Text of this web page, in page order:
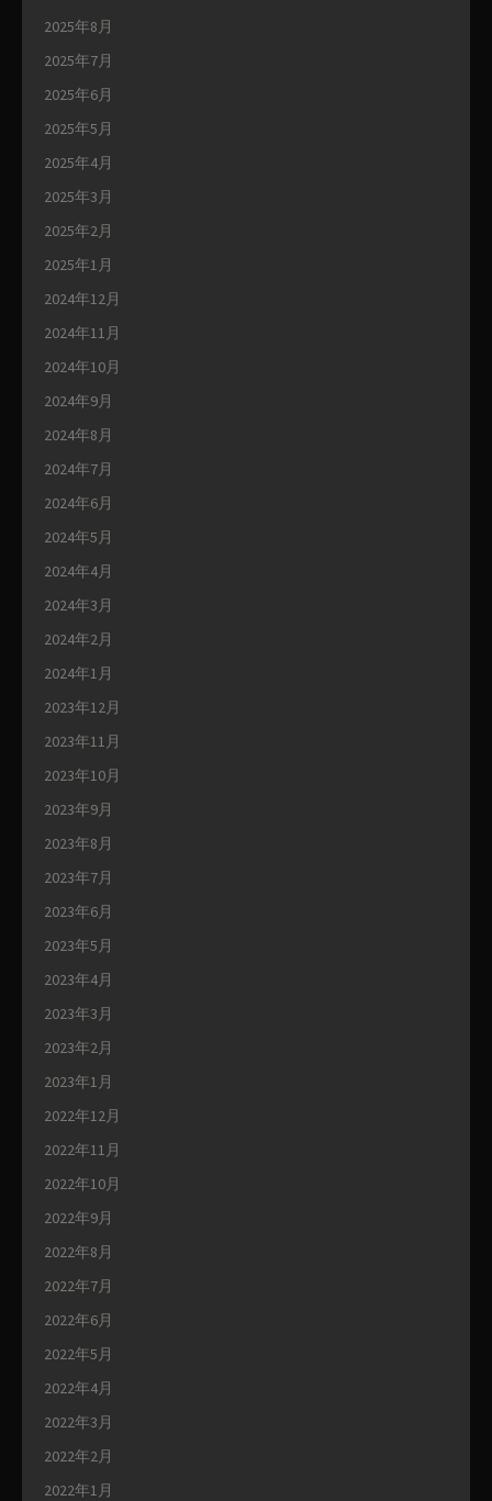
2025年8月
2025年7月
2025年6月
2025年5月
2025年4月
2025年3月
2025年2月
2025年1月
2024年12月
2024年11月
2024年10月
2024年9月
2024年8月
2024年7月
2024年6月
2024年5月
2024年4月
2024年3月
2024年2月
2024年1月
2023年12月
2023年11月
2023年10月
2023年9月
2023年8月
2023年7月
2023年6月
2023年5月
2023年4月
2023年3月
2023年2月
2023年1月
2022年12月
2022年11月
2022年10月
2022年9月
2022年8月
2022年7月
2022年6月
2022年5月
2022年4月
2022年3月
2022年2月
2022年1月